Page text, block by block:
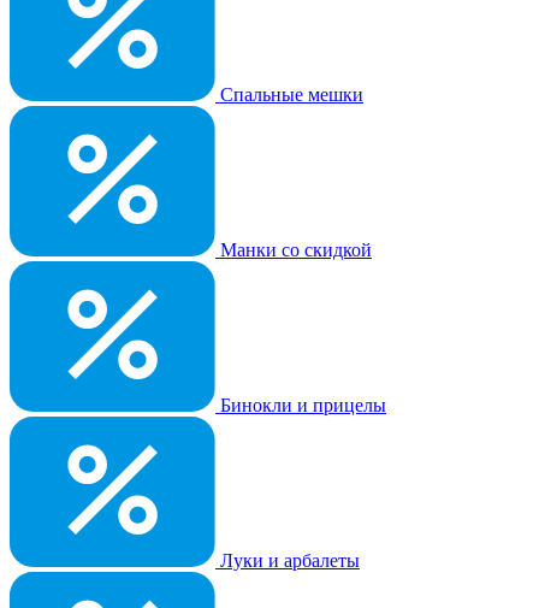
Спальные мешки
Манки со скидкой
Бинокли и прицелы
Луки и арбалеты